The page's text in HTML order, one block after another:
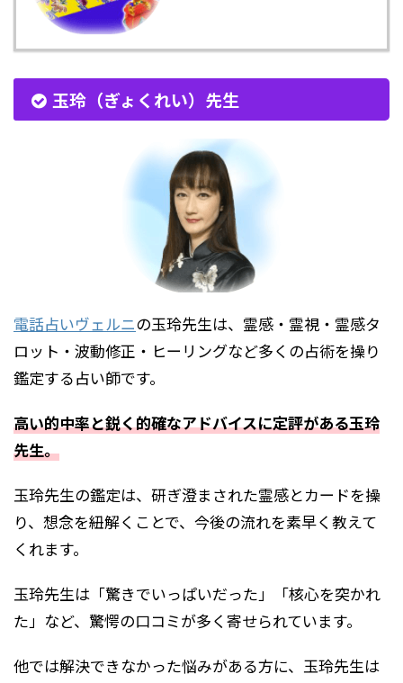
玉玲（ぎょくれい）先生
電話占いヴェルニの玉玲先生は、霊感・霊視・霊感タ
ロット・波動修正・ヒーリングなど多くの占術を操り
鑑定する占い師です。
高い的中率と鋭く的確なアドバイスに定評がある玉玲
先生。
玉玲先生の鑑定は、研ぎ澄まされた霊感とカードを操
り、想念を紐解くことで、今後の流れを素早く教えて
くれます。
玉玲先生は「驚きでいっぱいだった」「核心を突かれ
た」など、驚愕の口コミが多く寄せられています。
他では解決できなかった悩みがある方に、玉玲先生は